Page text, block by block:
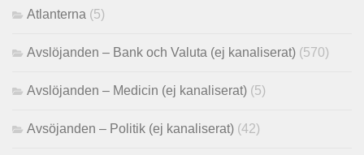
Atlanterna (5)
Avslöjanden – Bank och Valuta (ej kanaliserat) (570)
Avslöjanden – Medicin (ej kanaliserat) (5)
Avsöjanden – Politik (ej kanaliserat) (42)